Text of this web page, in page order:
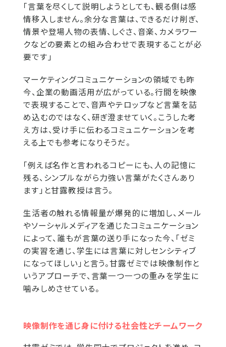
「言葉を尽くして説明しようとしても、観る側は感
情移入しません。余分な言葉は、できるだけ削ぎ、
情景や登場人物の表情、しぐさ、音楽、カメラワー
クなどの要素との組み合わせで表現することが必
要です」
マーケティングコミュニケーションの領域でも昨
今、企業の動画活用が広がっている。行間を映像
で表現することで、音声やテロップなど言葉を詰
め込むのではなく、研ぎ澄ませていく。こうした考
え方は、受け手に伝わるコミュニケーションを考
える上でも参考になりそうだ。
「例えば名作と言われるコピーにも、人の記憶に
残る、シンプルながら力強い言葉がたくさんあり
ます」と甘露教授は言う。
生活者の触れる情報量が爆発的に増加し、メール
やソーシャルメディアを通じたコミュニケーション
によって、誰もが言葉の送り手になった今、「ゼミ
の実習を通じ、学生には言葉に対しセンシティブ
になってほしい」と言う。甘露ゼミでは映像制作と
いうアプローチで、言葉一つ一つの重みを学生に
噛みしめさせている。
映像制作を通じ身に付ける社会性とチームワーク